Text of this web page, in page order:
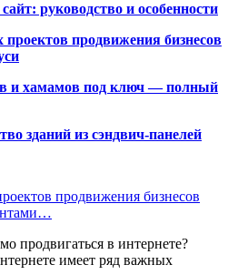
руководство и особенности
продвижения бизнесов
и хамамов под ключ — полный
зданий из сэндвич-панелей
продвижения бизнесов
продвигаться в интернете?
имеет ряд важных